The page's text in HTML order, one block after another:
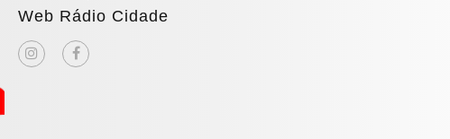
Web Rádio Cidade